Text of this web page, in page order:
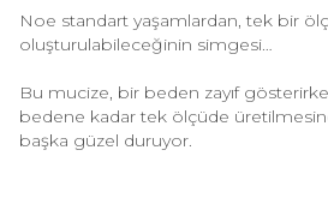
Noe standart yaşamlardan, tek bir
oluşturulabileceğinin simgesi…
Bu mucize, bir beden zayıf
bedene kadar tek ölçüde
başka güzel duruyor.